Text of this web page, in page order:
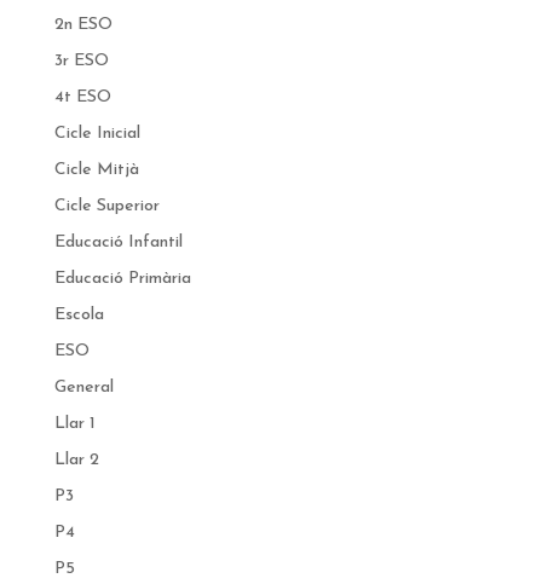
2n ESO
3r ESO
4t ESO
Cicle Inicial
Cicle Mitjà
Cicle Superior
Educació Infantil
Educació Primària
Escola
ESO
General
Llar 1
Llar 2
P3
P4
P5